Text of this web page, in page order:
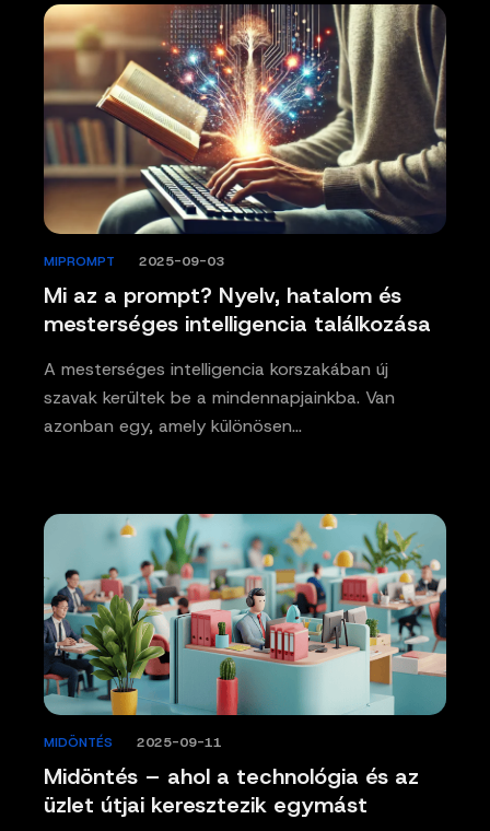
Mi az a prompt? Nyelv, hatalom és
mesterséges intelligencia találkozása
MIPROMPT 2025-09-03
A mesterséges intelligencia korszakában új
szavak kerültek be a mindennapjainkba. Van
azonban egy, amely különösen…
Midöntés – ahol a technológia és az
üzlet útjai keresztezik egymást
MIDÖNTÉS 2025-09-11